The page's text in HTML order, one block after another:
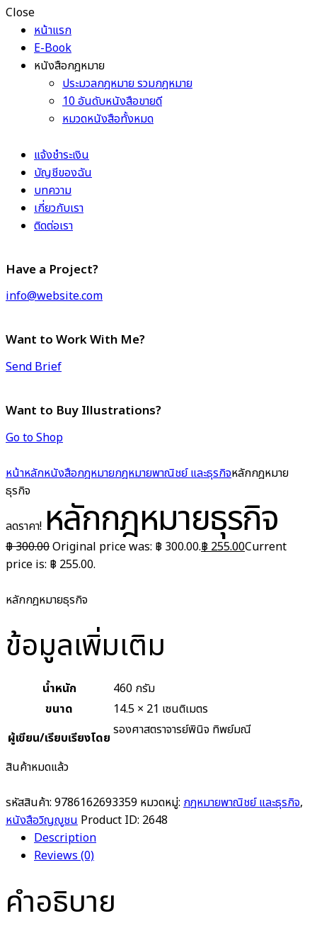
Close
หน้าแรก
E-Book
หนังสือกฎหมาย
ประมวลกฎหมาย รวมกฎหมาย
10 อันดับหนังสือขายดี
หมวดหนังสือทั้งหมด
แจ้งชำระเงิน
บัญชีของฉัน
บทความ
เกี่ยวกับเรา
ติดต่อเรา
Have a Project?
info@website.com
Want to Work With Me?
Send Brief
Want to Buy Illustrations?
Go to Shop
หน้าหลักหนังสือกฎหมายกฎหมายพาณิชย์ และธุรกิจหลักกฎหมาย
ธุรกิจ
ลดราคา! หลักกฎหมายธุรกิจ
฿300.00Original price was: ฿ 300.00.฿ 255.00Current
price is: ฿ 255.00.
หลักกฎหมายธุรกิจ
ข้อมูลเพิ่มเติม
น้ำหนัก
460 กรัม
ขนาด
14.5 × 21 เซนติเมตร
ผู้เขียน/เรียบเรียงโดย รองศาสตราจารย์พินิจ ทิพย์มณี
สินค้าหมดแล้ว
รหัสสินค้า: 9786162693359 หมวดหมู่: กฎหมายพาณิชย์ และธุรกิจ,
หนังสือวิญญูชน Product ID: 2648
Description
Reviews (0)
คำอธิบาย